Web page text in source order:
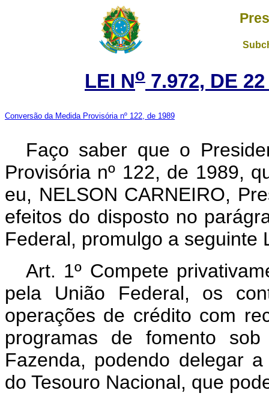
LEI No 7.972, DE
Conversão da Medida Provisória nº 122, de 1989
Faço saber que o
Provisória nº 122, de 1989,
eu, NELSON CARNEIRO,
efeitos do disposto no
Federal, promulgo a seguinte
Art. 1º Compete
pela União Federal, os
operações de crédito com
programas de fomento
Fazenda, podendo delegar
do Tesouro Nacional, que